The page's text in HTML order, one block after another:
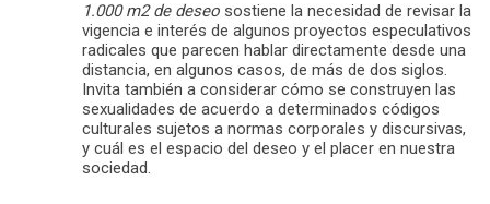
1.000 m2 de deseo sostiene la necesidad de revisar la
vigencia e interés de algunos proyectos especulativos
radicales que parecen hablar directamente desde una
distancia, en algunos casos, de más de dos siglos.
Invita también a considerar cómo se construyen las
sexualidades de acuerdo a determinados códigos
culturales sujetos a normas corporales y discursivas,
y cuál es el espacio del deseo y el placer en nuestra
sociedad.